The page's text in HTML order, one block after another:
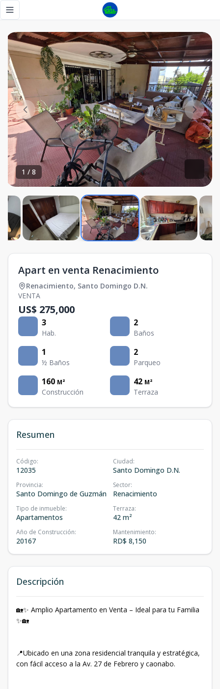
Toggle navigation menu
1 / 8
Apart en venta Renacimiento
Renacimiento, Santo Domingo D.N.
VENTA
US$ 275,000
3
Hab.
2
Baños
1
½ Baños
2
Parqueo
160 M²
Construcción
42 M²
Terraza
Resumen
Código:
12035
Ciudad:
Santo Domingo D.N.
Provincia:
Santo Domingo de Guzmán
Sector:
Renacimiento
Tipo de inmueble:
Apartamentos
Terraza:
42 m²
Año de Construcción:
20167
Mantenimiento:
RD$ 8,150
Descripción
🏡✨ Amplio Apartamento en Venta – Ideal para tu Familia
✨🏡
📍Ubicado en una zona residencial tranquila y estratégica,
con fácil acceso a la Av. 27 de Febrero y caonabo.
Apart en venta Renacimiento - Tu Casa RD